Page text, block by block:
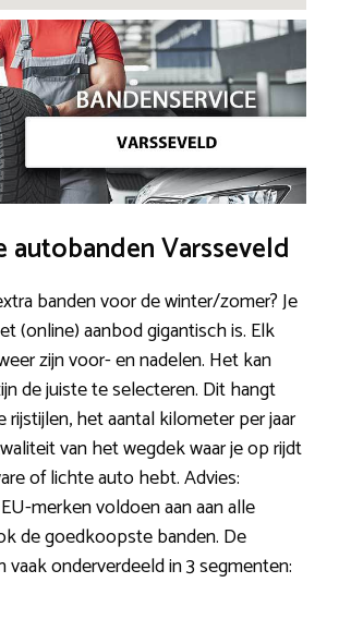
autobanden Varsseveld
banden voor de winter/zomer? Je
(online) aanbod gigantisch is. Elk
zijn voor- en nadelen. Het kan
de juiste te selecteren. Dit hangt
rijstijlen, het aantal kilometer per jaar
van het wegdek waar je op rijdt
of lichte auto hebt. Advies:
merken voldoen aan aan alle
de goedkoopste banden. De
onderverdeeld in 3 segmenten: